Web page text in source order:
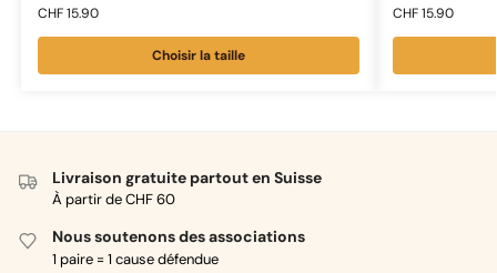
CHF15.90
Choisir la taille
CHF15.90
Livraison gratuite partout en Suisse
À partir de CHF 60
Nous soutenons des associations
1 paire = 1 cause défendue